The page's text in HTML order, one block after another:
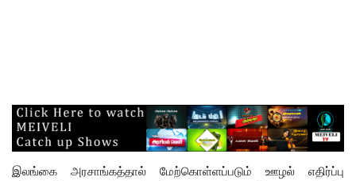
இலங்கை அரசாங்கத்தால் மேற்கொள்ளப்படும் ஊழல் எதிர்ப்பு